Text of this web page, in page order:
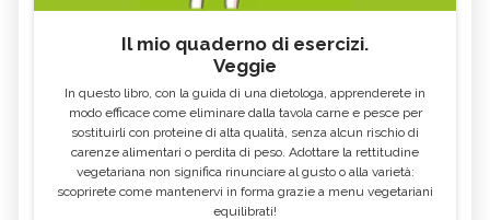
Il mio quaderno di esercizi.
Veggie
In questo libro, con la guida di una dietologa, apprenderete in
modo efficace come eliminare dalla tavola carne e pesce per
sostituirli con proteine di alta qualità, senza alcun rischio di
carenze alimentari o perdita di peso. Adottare la rettitudine
vegetariana non significa rinunciare al gusto o alla varietà:
scoprirete come mantenervi in forma grazie a menu vegetariani
equilibrati!